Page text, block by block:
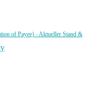
of Payee) - Aktueller Stand &